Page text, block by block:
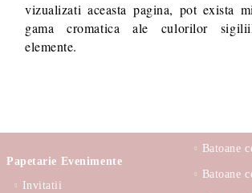
vizualizati aceasta pagina, pot exista
gama cromatica ale culorilor
elemente.
Papetarie Evenimente
Invitatii
Batoane
Batoane